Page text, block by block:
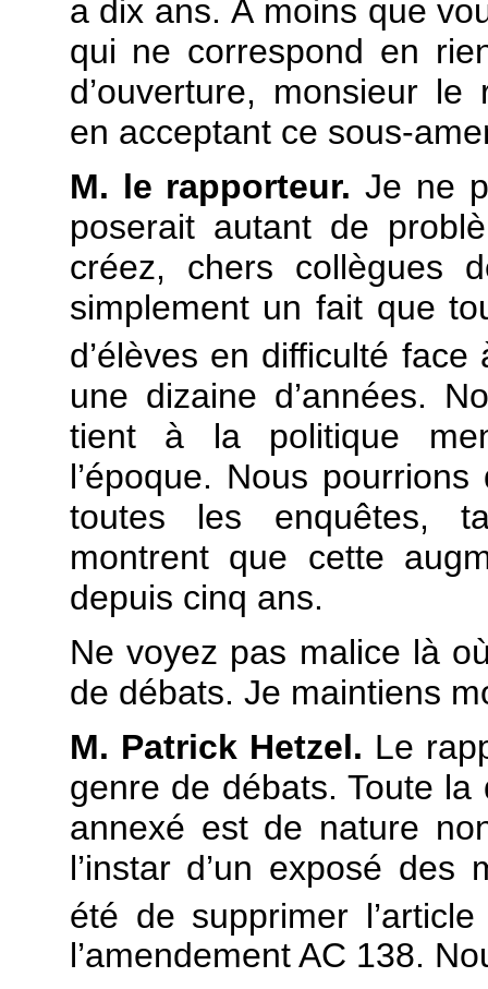
a dix ans. À moins que
qui ne correspond en
d’ouverture, monsieur
en acceptant ce sous-
M. le rapporteur. Je ne
poserait autant de
créez, chers collègues
simplement un fait que
d’élèves en difficulté face
une dizaine d’années.
tient à la politique
l’époque. Nous
toutes les enquêtes,
montrent que cette
depuis cinq ans.
Ne voyez pas malice là
de débats. Je maintiens
M. Patrick Hetzel. Le
genre de débats. Toute
annexé est de nature
l’instar d’un exposé
été de supprimer
l’amendement AC 138.